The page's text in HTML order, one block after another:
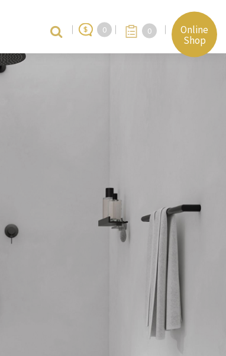
0 0
Online
Shop